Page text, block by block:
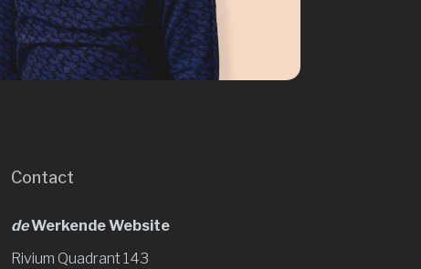
Contact
deWerkende Website
Rivium Quadrant 143